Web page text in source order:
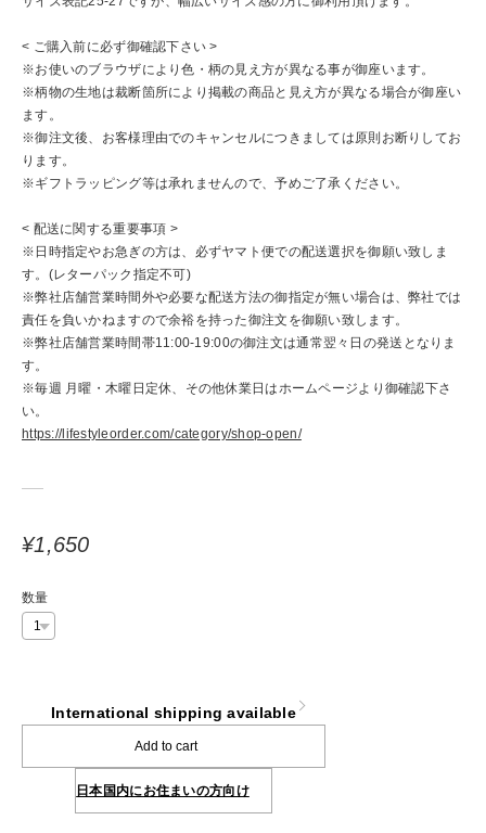
< ご購入前に必ず御確認下さい >
※お使いのブラウザにより色・柄の見え方が異なる事が御座います。
※柄物の生地は裁断箇所により掲載の商品と見え方が異なる場合が御座い
ます。
※御注文後、お客様理由でのキャンセルにつきましては原則お断りしてお
ります。
※ギフトラッピング等は承れませんので、予めご了承ください。
< 配送に関する重要事項 >
※日時指定やお急ぎの方は、必ずヤマト便での配送選択を御願い致しま
す。(レターパック指定不可)
※弊社店舗営業時間外や必要な配送方法の御指定が無い場合は、弊社では
責任を負いかねますので余裕を持った御注文を御願い致します。
※弊社店舗営業時間帯11:00-19:00の御注文は通常翌々日の発送となりま
す。
※毎週 月曜・木曜日定休、その他休業日はホームページより御確認下さ
い。
https://lifestyleorder.com/category/shop-open/
¥1,650
数量
International shipping available
Add to cart
日本国内にお住まいの方向け